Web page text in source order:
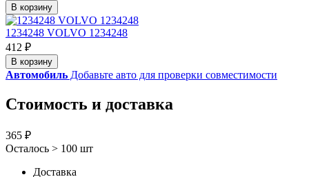
В корзину
1234248 VOLVO 1234248
412 ₽
В корзину
Автомобиль Добавьте авто для проверки совместимости
Стоимость и доставка
365 ₽
Осталось > 100 шт
Доставка